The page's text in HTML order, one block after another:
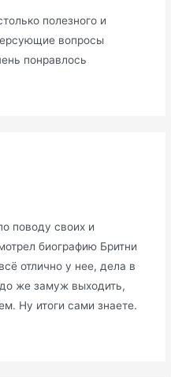
полезного и
вопросы
понравлось
поводу своих и
биографию Бритни
отлично у нее, дела в
же замуж выходить,
Ну итоги сами знаете.